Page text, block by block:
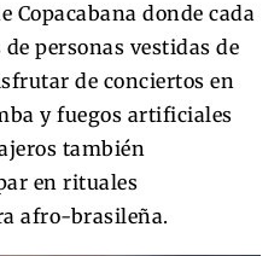
Copacabana donde cada
personas vestidas de
de conciertos en
y fuegos artificiales
también
en rituales
afro-brasileña.